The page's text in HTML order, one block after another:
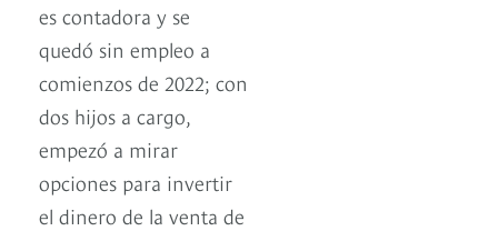
es contadora y se
quedó sin empleo a
comienzos de 2022; con
dos hijos a cargo,
empezó a mirar
opciones para invertir
el dinero de la venta de